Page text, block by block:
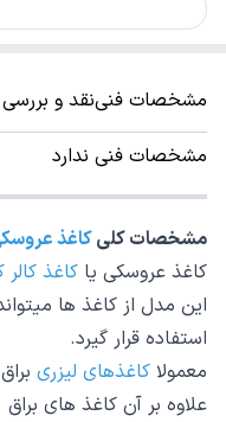
مشخصات فنینقد و بررسی
مشخصات فنی ندارد
مشخصات کلیکاغذ
کاغذ عروسکی یا کاغذ
این مدل از کاغذ ها
استفاده قرار گیرد.
معمولا کاغذهای لیزری
علاوه بر آن کاغذ های